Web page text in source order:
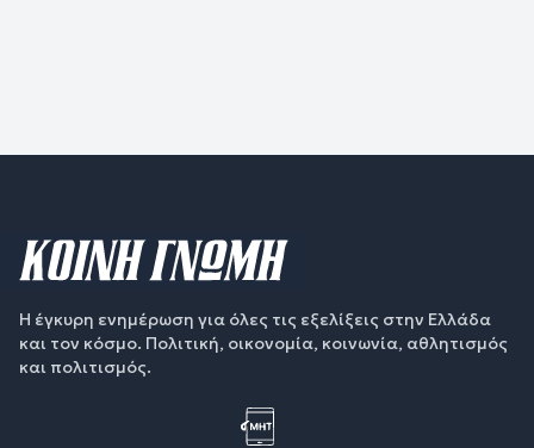
Η έγκυρη ενημέρωση για όλες τις εξελίξεις στην Ελλάδα
και τον κόσμο. Πολιτική, οικονομία, κοινωνία, αθλητισμός
και πολιτισμός.